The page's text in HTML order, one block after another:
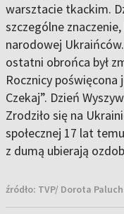
warsztacie tkackim.
szczególne
narodowej
ostatni obrońca był
Rocznicy
Czekaj”. Dzień
Zrodziło się na
społecznej 17 lat
z dumą ubierają
źródło: TVP/ Dorota Paluch